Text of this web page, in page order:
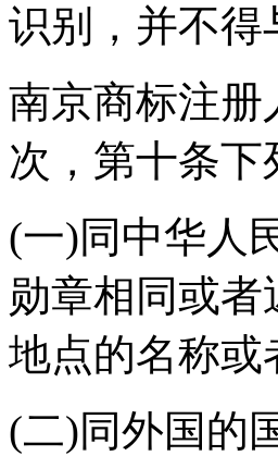
识别，并不得
南京商标注册
次，第十条
(一)同中华人
勋章相同或
地点的名称或
(二)同外国的